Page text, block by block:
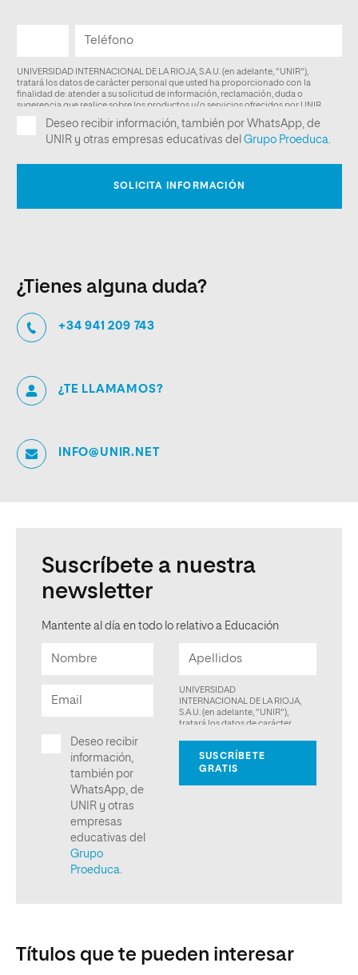
¿Tienes alguna duda?
+34 941 209 743
¿TE LLAMAMOS?
INFO@UNIR.NET
Suscríbete a nuestra
newsletter
Mantente al día en todo lo relativo a Educación
Títulos que te pueden interesar